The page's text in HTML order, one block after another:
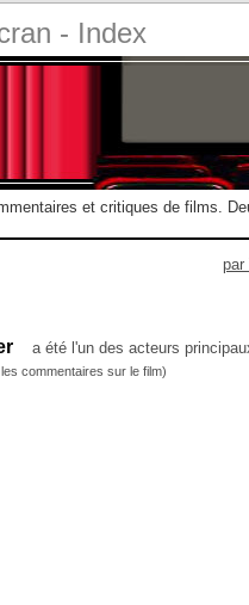
- Index
et critiques de films.
par
a été l'un des acteurs
commentaires sur le film)